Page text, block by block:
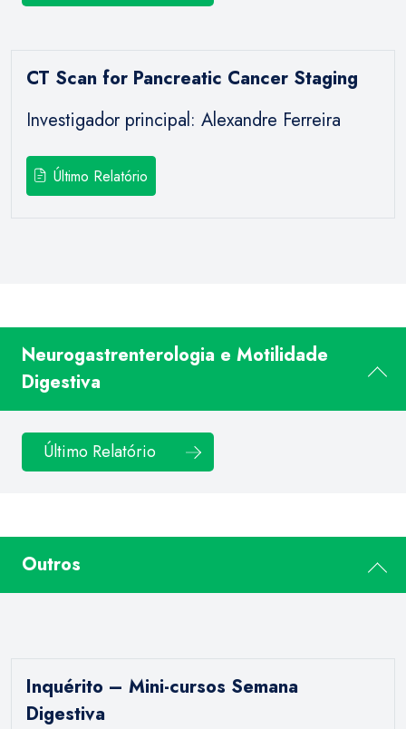
CT Scan for Pancreatic Cancer Staging
Investigador principal: Alexandre Ferreira
Último Relatório
Neurogastrenterologia e Motilidade
Digestiva
Último Relatório
Outros
Inquérito – Mini-cursos Semana
Digestiva